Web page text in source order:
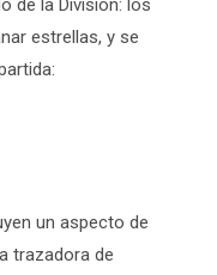
de la División: los
estrellas, y se
un aspecto de
trazadora de